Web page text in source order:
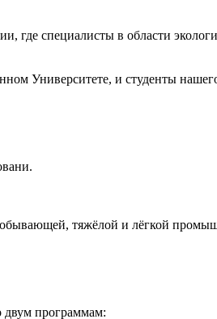
где специалисты в области
Университете, и студенты
тяжёлой и лёгкой
двум программам: